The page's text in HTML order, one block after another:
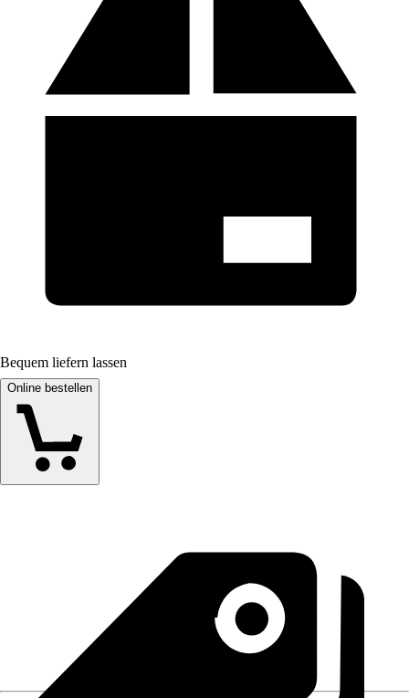
Bequem liefern lassen
Online bestellen